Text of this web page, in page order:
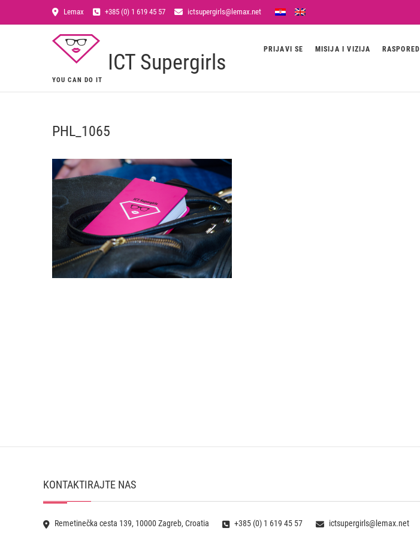
Lemax +385 (0) 1 619 45 57 ictsupergirls@lemax.net
ICT Supergirls
YOU CAN DO IT
PRIJAVI SE MISIJA I VIZIJA RASPORED
PHL_1065
KONTAKTIRAJTE NAS
Remetinečka cesta 139, 10000 Zagreb, Croatia +385 (0) 1 619 45 57 ictsupergirls@lemax.net